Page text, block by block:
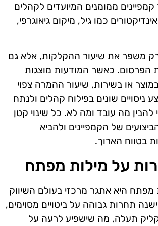
ממומנים המיועדים לקהלים
כמו גיל, מיקום גיאוגרפי,
רק משפר את שיעור ההקלקות, אלא גם
הפרסום. כאשר המודעות מוצגות
או בשירות, שיעור ההמרה צפוי
ניסויים שונים בפילוח קהלים ולנתח
מה עובד ומה לא. כל שינוי קטן
של הקמפיינים ולהביא
בטווח הארוך.
על מילות מפתח
מפתח היא אתגר מרכזי בעולם השיווק
תחרות גבוהה על ביטויים מסוימים,
תעלה, מה שישפיע לרעה על